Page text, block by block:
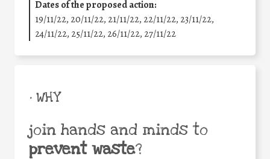
Dates of the proposed action:
19/11/22, 20/11/22, 21/11/22, 22/11/22, 23/11/22,
24/11/22, 25/11/22, 26/11/22, 27/11/22
• WHY
join hands and minds to
prevent waste?